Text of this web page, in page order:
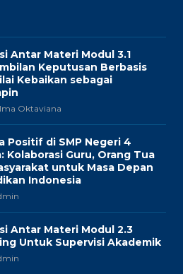
Antar Materi Modul 3.1
Keputusan Berbasis
Kebaikan sebagai
Oktaviana
Positif di SMP Negeri 4
Kolaborasi Guru, Orang Tua
untuk Masa Depan
Indonesia
Antar Materi Modul 2.3
Untuk Supervisi Akademik